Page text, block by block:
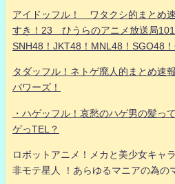
アイドッフル！ ワタクシ的まとめ
すき！23 ひうらのアニメ放送局
SNH48！JKT48！MNL48！SGO48
タダッフル！ネトゲ廃人的まとめ速
パワーズ！
・ハゲッフル！哀愁のハゲ男の髪っ
ゲっTEL？
ロボットアニメ！メカと美少女キャ
非モテ星人 ！あらゆるマニアの為の